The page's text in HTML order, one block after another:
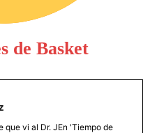
de Basket
que vi al Dr. JEn 'Tiempo de